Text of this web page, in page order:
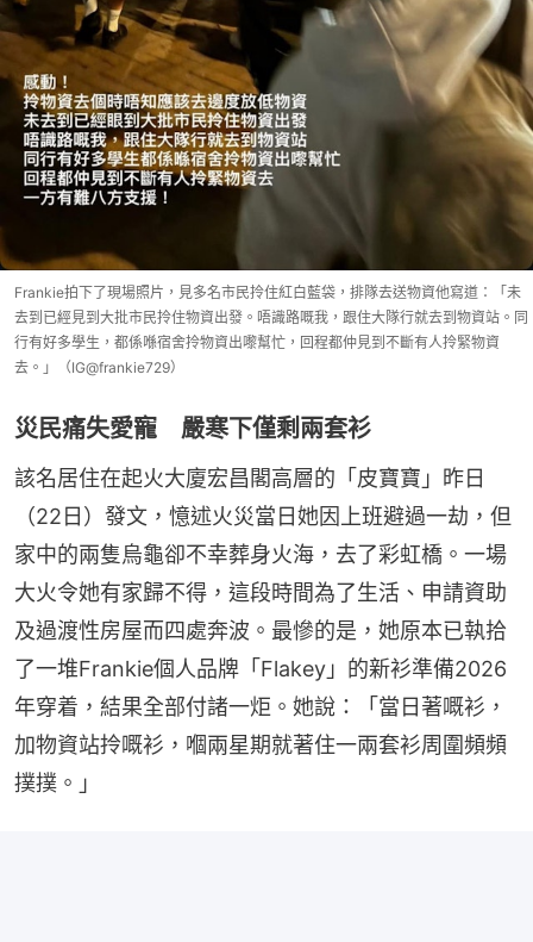
Frankie拍下了現場照片，見多名市民拎住紅白藍袋，排隊去送物資他寫道：「未
去到已經見到大批市民拎住物資出發。唔識路嘅我，跟住大隊行就去到物資站。同
行有好多學生，都係喺宿舍拎物資出嚟幫忙，回程都仲見到不斷有人拎緊物資
去。」（IG@frankie729）
災民痛失愛寵 嚴寒下僅剩兩套衫
該名居住在起火大廈宏昌閣高層的「皮寶寶」昨日
（22日）發文，憶述火災當日她因上班避過一劫，但
家中的兩隻烏龜卻不幸葬身火海，去了彩虹橋。一場
大火令她有家歸不得，這段時間為了生活、申請資助
及過渡性房屋而四處奔波。最慘的是，她原本已執拾
了一堆Frankie個人品牌「Flakey」的新衫準備2026
年穿着，結果全部付諸一炬。她說：「當日著嘅衫，
加物資站拎嘅衫，嗰兩星期就著住一兩套衫周圍頻頻
撲撲。」